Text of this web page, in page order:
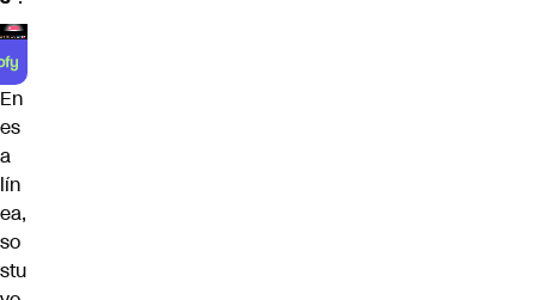
En
es
a
lín
ea,
so
stu